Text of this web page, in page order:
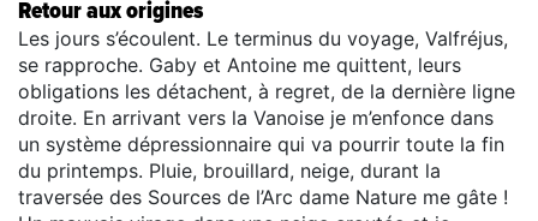
Retour aux origines
Les jours s’écoulent. Le terminus du voyage, Valfréjus,
se rapproche. Gaby et Antoine me quittent, leurs
obligations les détachent, à regret, de la dernière ligne
droite. En arrivant vers la Vanoise je m’enfonce dans
un système dépressionnaire qui va pourrir toute la fin
du printemps. Pluie, brouillard, neige, durant la
traversée des Sources de l’Arc dame Nature me gâte !